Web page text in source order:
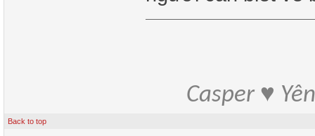
Casper ♥
Back to top